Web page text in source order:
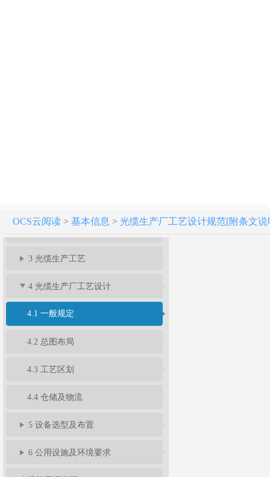
OCS云阅读> 基本信息 > 光缆生产厂工艺设计规范[附条文说
3 光缆生产工艺
4 光缆生产厂工艺设计
4.1 一般规定
4.2 总图布局
4.3 工艺区划
4.4 仓储及物流
5 设备选型及布置
6 公用设施及环境要求